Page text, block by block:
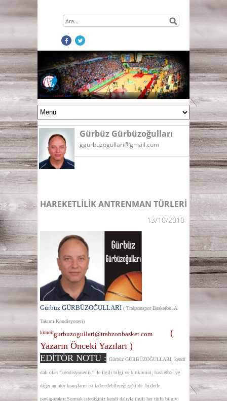
Gürbüz Gürbüzoğulları
ggurbuzogullari@gmail.com
HAREKETLİLİK ANTRENMAN TÜRLERİ
13/10/2010
Gürbüz GÜRBÜZOĞULLARI ( Trabzonspor Basketbol A
Takımı Kondisyoneri)
kimdirgurbuzogullari@trabzonbasket.com
(
Yazarın Önceki Yazıları )
EDİTÖR NOTU : Gürbüz GÜRBÜZOĞULLARI, kendi
dalı olan "kondisyonerlik" ile ilgili bilgi ve birikimini, basketbol ve
diğer amatör branşların istifade edebileceği şekilde bizlerle
paylaşacaktır.Sormak istediğiniz kendi dalıyla ilgili her türlü bilgiyi